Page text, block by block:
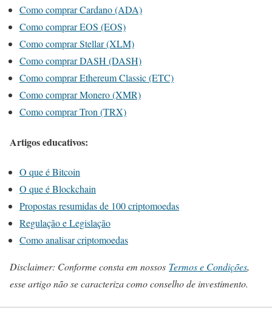
Como comprar Cardano (ADA)
Como comprar EOS (EOS)
Como comprar Stellar (XLM)
Como comprar DASH (DASH)
Como comprar Ethereum Classic (ETC)
Como comprar Monero (XMR)
Como comprar Tron (TRX)
Artigos educativos:
O que é Bitcoin
O que é Blockchain
Propostas resumidas de 100 criptomoedas
Regulação e Legislação
Como analisar criptomoedas
Disclaimer: Conforme consta em nossos Termos e Condições,
esse artigo não se caracteriza como conselho de investimento.